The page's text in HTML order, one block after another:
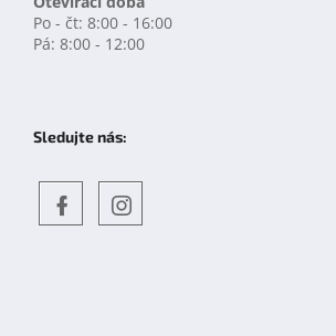
Po - čt: 8:00 - 16:00
Pá: 8:00 - 12:00
Sledujte nás: